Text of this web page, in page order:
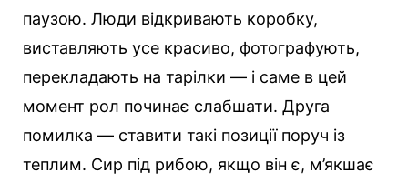
паузою. Люди відкривають коробку,
виставляють усе красиво, фотографують,
перекладають на тарілки — і саме в цей
момент рол починає слабшати. Друга
помилка — ставити такі позиції поруч із
теплим. Сир під рибою, якщо він є, м’якшає